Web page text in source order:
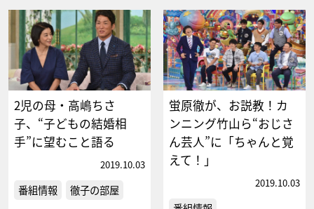
2児の母・高嶋ちさ
子、“子どもの結婚相
手”に望むこと語る
2019.10.03
番組情報 徹子の部屋
蛍原徹が、お説教！カ
ンニング竹山ら“おじさ
ん芸人”に「ちゃんと覚
えて！」
2019.10.03